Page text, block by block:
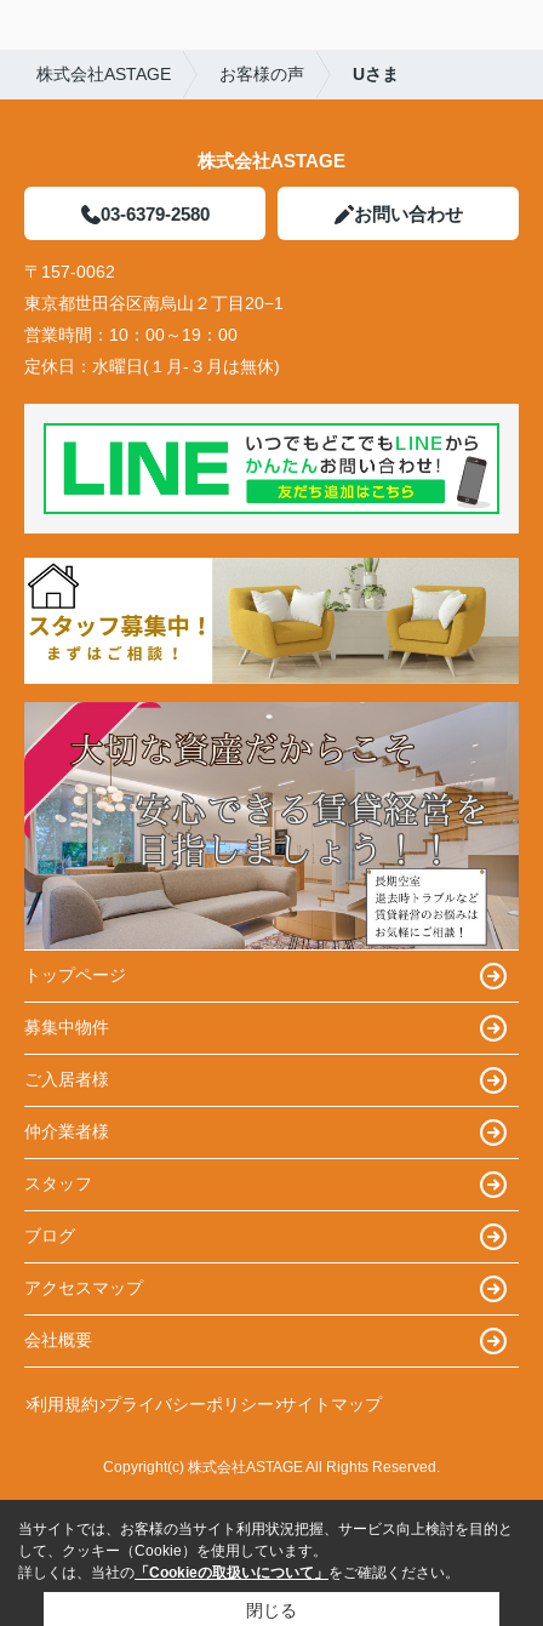
株式会社ASTAGE お客様の声 Uさま
株式会社ASTAGE
03-6379-2580 お問い合わせ
〒157-0062
東京都世田谷区南烏山２丁目20−1
営業時間： 10：00～19：00
定休日： 水曜日(１月-３月は無休)
トップページ
募集中物件
ご入居者様
仲介業者様
スタッフ
ブログ
アクセスマップ
会社概要
利用規約 プライバシーポリシー サイトマップ
Copyright(c) 株式会社ASTAGE All Rights Reserved.
当サイトでは、お客様の当サイト利用状況把握、サービス向上検討を目的と
して、クッキー（Cookie）を使用しています。
詳しくは、当社の 「Cookieの取扱いについて」 をご確認ください。
閉じる